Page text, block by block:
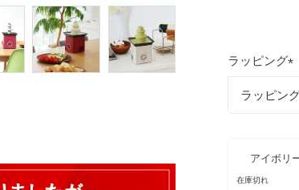
ラッピング
必
アイボリ
在庫切れ